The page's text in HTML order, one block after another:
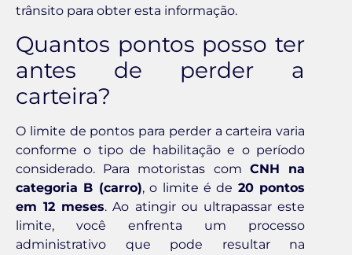
trânsito para obter esta informação.
Quantos pontos posso ter
antes de perder a
carteira?
O limite de pontos para perder a carteira varia
conforme o tipo de habilitação e o período
considerado. Para motoristas com CNH na
categoria B (carro), o limite é de 20 pontos
em 12 meses. Ao atingir ou ultrapassar este
limite, você enfrenta um processo
administrativo que pode resultar na